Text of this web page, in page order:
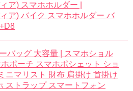
ア) スマホホルダー |
ア) バイク スマホホルダー バ
バッグ 大容量 | スマホショル
ポーチ スマホポシェット ショ
ニマリスト 財布 肩掛け 首掛け
ストラップ スマートフォン